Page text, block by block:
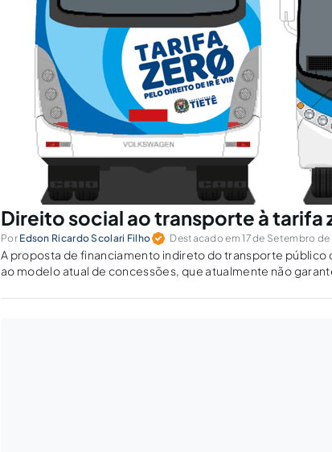
Direito social ao transporte à tarifa
Por Edson Ricardo Scolari Filho Destacado em 17 de Setembro de
A proposta de financiamento indireto do transporte
ao modelo atual de concessões, que atualmente não